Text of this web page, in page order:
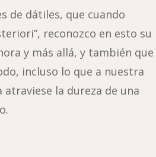
de dátiles, que cuando
reconozco en esto su
y más allá, y también que
incluso lo que a nuestra
la dureza de una